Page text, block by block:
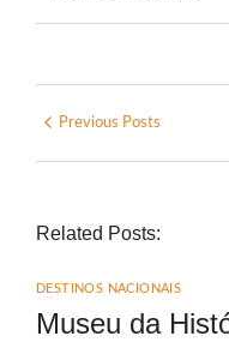
Previous Posts
Related Posts:
DESTINOS NACIONAIS
Museu da